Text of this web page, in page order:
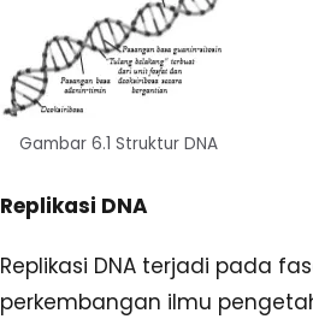
Gambar 6.1 Struktur DNA
Replikasi DNA
Replikasi DNA terjadi pada
perkembangan ilmu